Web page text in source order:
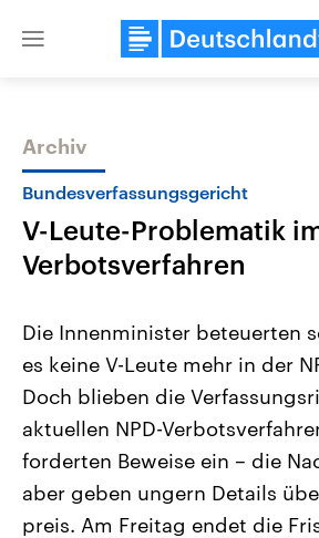
Close
Themen
USA
Aktuelle Beiträge, Analysen und
Hintergründe
Wirtschaftlich und militärisch
gehören die Vereinigten Staaten zu
den mächtigsten Ländern der Erde,
mit großem Einfluss auf das
aktuelle Weltgeschehen.
Archiv
Bundesverfassungsgericht
V-Leute-Problematik
Verbotsverfahren
Die Innenminister beteuerten
es keine V-Leute mehr in der
Doch blieben die
aktuellen NPD-
forderten Beweise ein – die
aber geben ungern Details
preis. Am Freitag endet die